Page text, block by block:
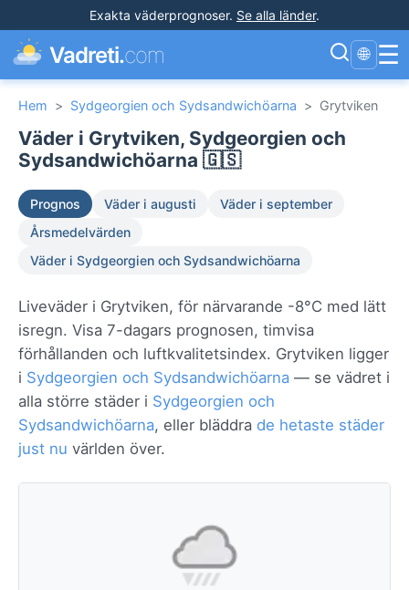
Exakta väderprognoser. Se alla länder.
Vadreti.com 🌐 ☰
Hem > Sydgeorgien och Sydsandwichöarna > Grytviken
Väder i Grytviken, Sydgeorgien och
Sydsandwichöarna 🇬🇸
Prognos Väder i augusti
Väder i september
Årsmedelvärden
Väder i Sydgeorgien och Sydsandwichöarna
Liveväder i Grytviken, för närvarande -8°C med lätt
isregn. Visa 7-dagars prognosen, timvisa
förhållanden och luftkvalitetsindex. Grytviken ligger
i Sydgeorgien och Sydsandwichöarna — se vädret i
alla större städer i Sydgeorgien och
Sydsandwichöarna, eller bläddra de hetaste städer
just nu världen över.